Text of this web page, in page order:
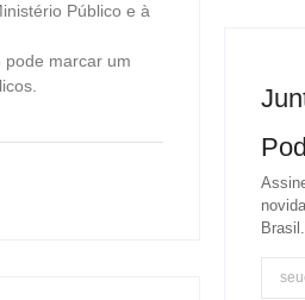
Público e à
pode marcar um
Brasil.